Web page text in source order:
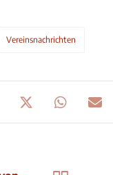
Vereinsnachrichten